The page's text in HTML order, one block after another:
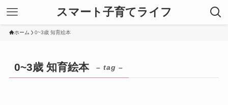
スマート子育てライフ
ホーム 0~3歳 知育絵本
0~3歳 知育絵本 – tag –